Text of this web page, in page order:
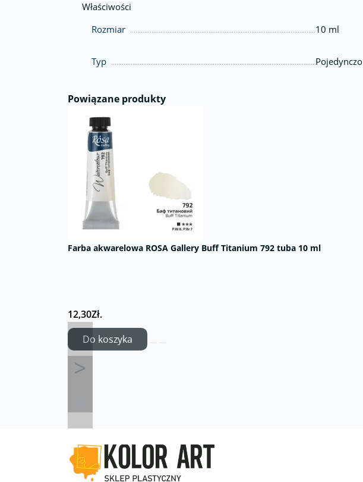
Właściwości
Rozmiar
10 ml
Typ Pojedynczo
Powiązane produkty
Farba akwarelowa ROSA Gallery Buff Titanium 792 tuba 10 ml
12,30Zł.
Do koszyka